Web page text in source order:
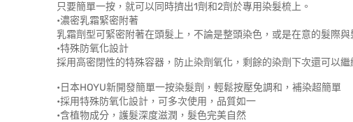
只要簡單一按，就可以同時擠出1劑和2劑於專用染髮梳上。
•濃密乳霜緊密附著
乳霜劑型可緊密附著在頭髮上，不論是整頭染色，或是在意的髮際與
•特殊防氧化設計
採用高密閉性的特殊容器，防止染劑氧化，剩餘的染劑下次還可以
•日本HOYU新開發簡單一按染髮劑，輕鬆按壓免調和，補染超簡單
•採用特殊防氧化設計，可多次使用，品質如一
•含植物成分，護髮深度滋潤，髮色完美自然